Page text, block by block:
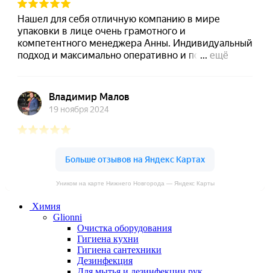
Уником на карте Нижнего Новгорода — Яндекс Карты
Химия
Glionni
Очистка оборудования
Гигиена кухни
Гигиена сантехники
Дезинфекция